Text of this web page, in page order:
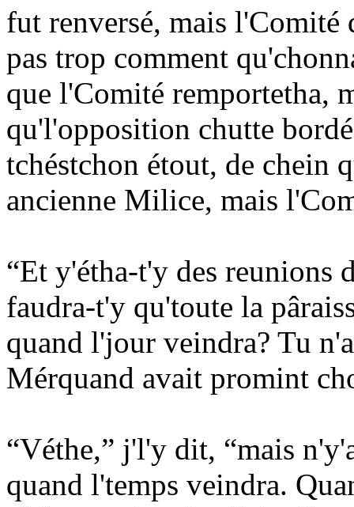
fut renversé, mais l'Comité
pas trop comment
que l'Comité remportetha,
qu'l'opposition chutte
tchéstchon étout, de chein
ancienne Milice, mais
“Et y'étha-t'y des reunions
faudra-t'y qu'toute la
quand l'jour veindra? Tu
Mérquand avait promint
“Véthe,” j'l'y dit, “mais
quand l'temps veindra.